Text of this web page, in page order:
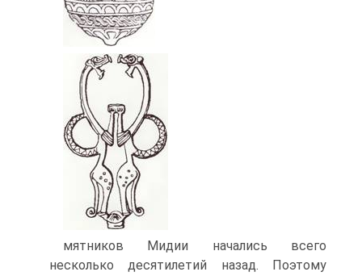
мятников Мидии начались всего
несколько десятилетий назад. Поэтому